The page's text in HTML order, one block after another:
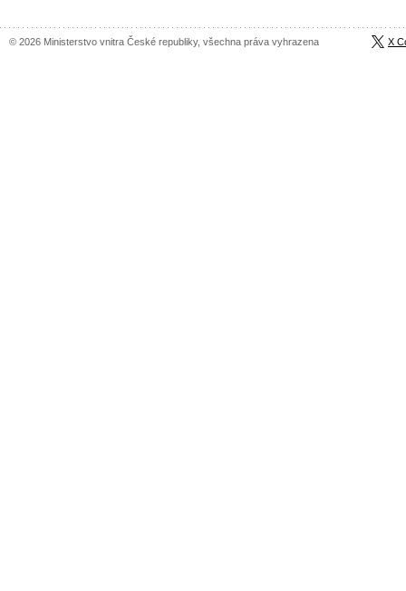
© 2026 Ministerstvo vnitra České republiky, všechna práva vyhrazena X